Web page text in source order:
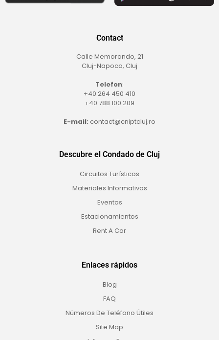
Contact
Calle Memorando, 21
Cluj-Napoca, Cluj
Telefon:
+40 264 450 410
+40 788 100 209
E-mail: contact@cniptcluj.ro
Descubre el Condado de Cluj
Circuitos Turísticos
Materiales Informativos
Eventos
Estacionamientos
Rent A Car
Enlaces rápidos
Blog
FAQ
Números De Teléfono Útiles
Site Map